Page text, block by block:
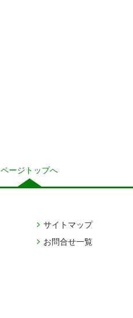
ページトップへ
サイトマップ
お問合せ一覧